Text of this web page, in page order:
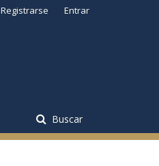
Buscar
Registrarse Entrar